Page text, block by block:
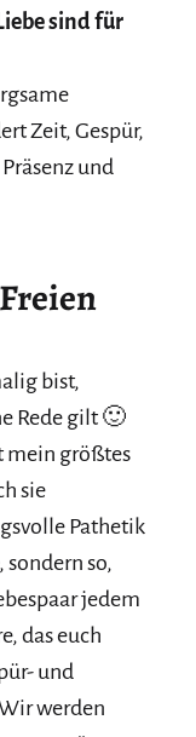
sind für
Zeit, Gespür,
und
bist,
Rede gilt 🙂
mein größtes
sie
Pathetik
so,
jedem
das euch
und
werden